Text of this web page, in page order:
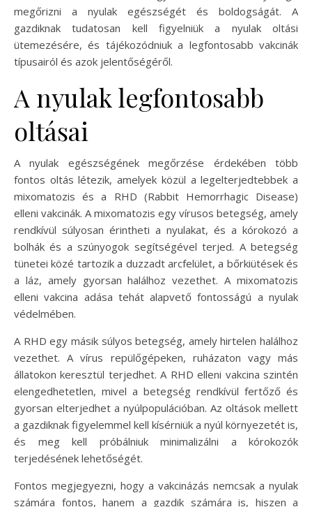
megőrizni a nyulak egészségét és boldogságát. A
gazdiknak tudatosan kell figyelniük a nyulak oltási
ütemezésére, és tájékozódniuk a legfontosabb vakcinák
típusairól és azok jelentőségéről.
A nyulak legfontosabb
oltásai
A nyulak egészségének megőrzése érdekében több
fontos oltás létezik, amelyek közül a legelterjedtebbek a
mixomatozis és a RHD (Rabbit Hemorrhagic Disease)
elleni vakcinák. A mixomatozis egy vírusos betegség, amely
rendkívül súlyosan érintheti a nyulakat, és a kórokozó a
bolhák és a szúnyogok segítségével terjed. A betegség
tünetei közé tartozik a duzzadt arcfelület, a bőrkiütések és
a láz, amely gyorsan halálhoz vezethet. A mixomatozis
elleni vakcina adása tehát alapvető fontosságú a nyulak
védelmében.
A RHD egy másik súlyos betegség, amely hirtelen halálhoz
vezethet. A vírus repülőgépeken, ruházaton vagy más
állatokon keresztül terjedhet. A RHD elleni vakcina szintén
elengedhetetlen, mivel a betegség rendkívül fertőző és
gyorsan elterjedhet a nyúlpopulációban. Az oltások mellett
a gazdiknak figyelemmel kell kísérniük a nyúl környezetét is,
és meg kell próbálniuk minimalizálni a kórokozók
terjedésének lehetőségét.
Fontos megjegyezni, hogy a vakcinázás nemcsak a nyulak
számára fontos, hanem a gazdik számára is, hiszen a